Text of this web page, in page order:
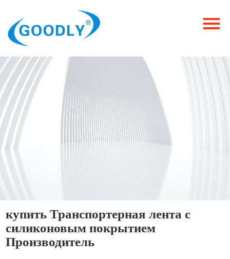
Продукция
ОТРАСЛИ
Категория
Новости
Контакты
купить Транспортерная лента с
силиконовым покрытием
Производитель